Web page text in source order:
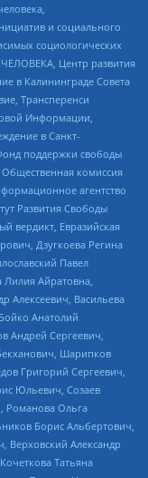
и социального
социологических
Центр развития
в Калининграде Совета
Трансперенси
Информации,
в Санкт-
поддержки свободы
комиссия
агентство
Развития Свободы
вердикт, Евразийская
Дзугкоева Регина
Павел
Айратовна,
Алексеевич, Васильева
Анатолий
Андрей Сергеевич,
Шарипков
Григорий Сергеевич,
Юльевич, Созаев
Романова Ольга
Борис Альбертович,
Верховский Александр
Татьяна